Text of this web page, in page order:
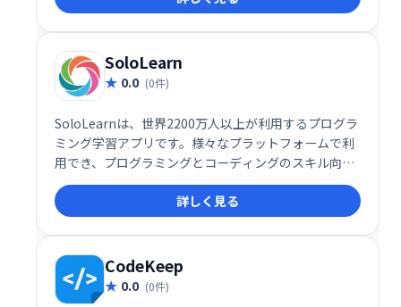
効率的に深められます。無料で利用でき、いつでもど
こでも学習を始められます。
SoloLearn
0.0 (0件)
SoloLearnは、世界2200万人以上が利用するプログラ
ミング学習アプリです。様々なプラットフォームで利
用でき、プログラミングとコーディングのスキル向上
をサポートします。初心者から上級者まで、自身のペ
ースで学習を進められます。楽しく効率的にプログラ
ミングを学びたい方におすすめです。
詳しく見る
CodeKeep
0.0 (0件)